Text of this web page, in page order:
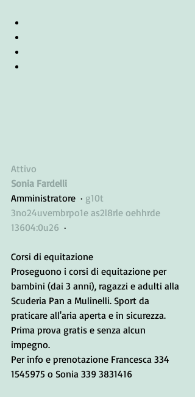
Attivo
Sonia Fardelli
Amministratore  · g10t
3no24uvembrpo1e as2l8rle oehhrde
13604:0u26
  ·
Corsi di equitazione
Proseguono i corsi di equitazione per
bambini (dai 3 anni), ragazzi e adulti alla
Scuderia Pan a Mulinelli. Sport da
praticare all'aria aperta e in sicurezza.
Prima prova gratis e senza alcun
impegno.
Per info e prenotazione Francesca 334
1545975 o Sonia 339 3831416